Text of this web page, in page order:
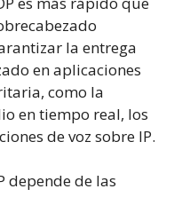
la entrega
en aplicaciones
como la
en tiempo real, los
de voz sobre IP.
depende de las